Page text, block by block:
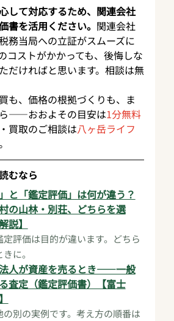
して対応するため、関連会社
書を活用ください。 関連会社
務当局への立証がスムーズに
コストがかかっても、後悔しな
だければと思います。相談は無
も、価格の根拠づくりも、ま
——おおよその目安は1分無料
買取のご相談は八ヶ岳ライフ
むなら
と「鑑定評価」は何が違う？
山林・別荘、どちらを選
説】
評価は目的が違います。どちら
に。
人が資産を売るとき——一般
査定（鑑定評価書）【富士
別の実例です。考え方の順番は